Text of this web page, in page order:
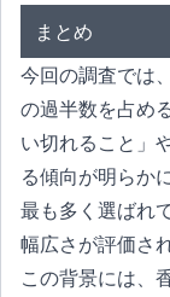
まとめ
今回の調査では
の過半数を占め
い切れること」
る傾向が明らか
最も多く選ばれ
幅広さが評価さ
この背景には、